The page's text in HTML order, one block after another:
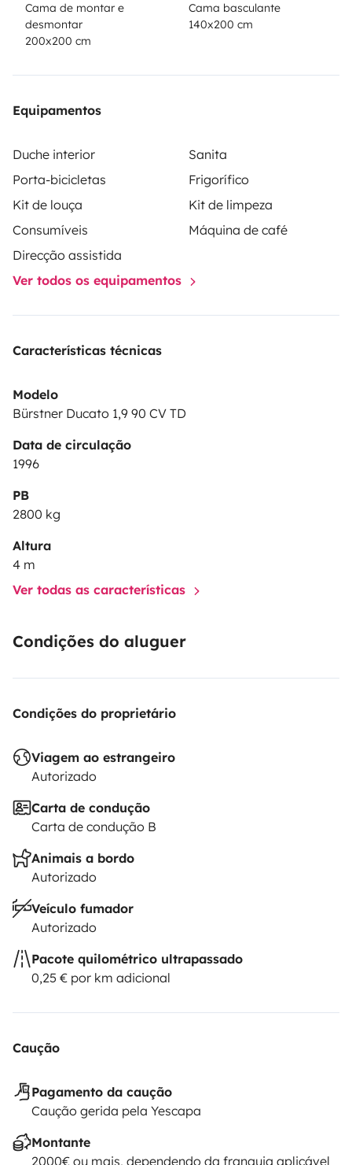
Cama de montar e
desmontar
200x200 cm
Cama basculante
140x200 cm
Equipamentos
Duche interior
Sanita
Porta-bicicletas
Frigorífico
Kit de louça
Kit de limpeza
Consumíveis
Máquina de café
Direcção assistida
Ver todos os equipamentos
Características técnicas
Modelo
Bürstner Ducato 1,9 90 CV TD
Data de circulação
1996
PB
2800 kg
Altura
4 m
Ver todas as características
Condições do aluguer
Condições do proprietário
Viagem ao estrangeiro
Autorizado
Carta de condução
Carta de condução B
Animais a bordo
Autorizado
Veículo fumador
Autorizado
Pacote quilométrico ultrapassado
0,25 € por km adicional
Caução
Pagamento da caução
Caução gerida pela Yescapa
Montante
2000€ ou mais, dependendo da franquia aplicável